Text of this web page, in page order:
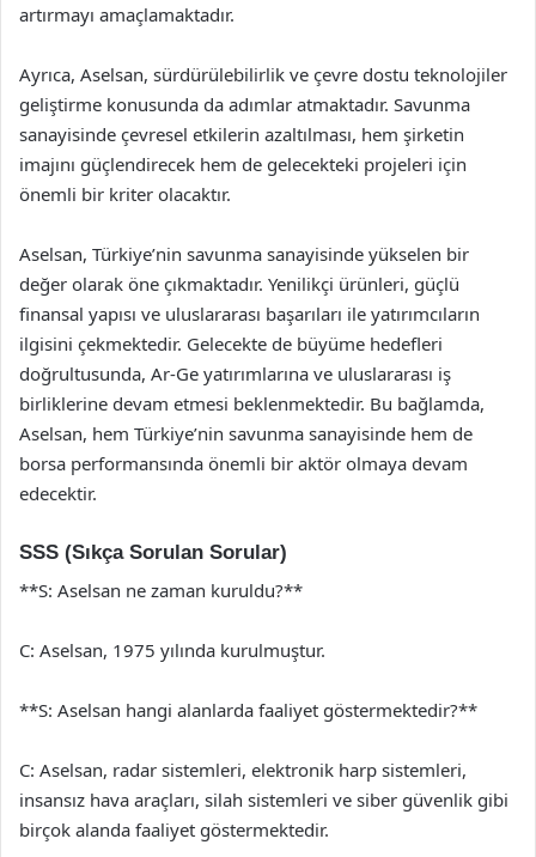
artırmayı amaçlamaktadır.
Ayrıca, Aselsan, sürdürülebilirlik ve çevre dostu teknolojiler
geliştirme konusunda da adımlar atmaktadır. Savunma
sanayisinde çevresel etkilerin azaltılması, hem şirketin
imajını güçlendirecek hem de gelecekteki projeleri için
önemli bir kriter olacaktır.
Aselsan, Türkiye’nin savunma sanayisinde yükselen bir
değer olarak öne çıkmaktadır. Yenilikçi ürünleri, güçlü
finansal yapısı ve uluslararası başarıları ile yatırımcıların
ilgisini çekmektedir. Gelecekte de büyüme hedefleri
doğrultusunda, Ar-Ge yatırımlarına ve uluslararası iş
birliklerine devam etmesi beklenmektedir. Bu bağlamda,
Aselsan, hem Türkiye’nin savunma sanayisinde hem de
borsa performansında önemli bir aktör olmaya devam
edecektir.
SSS (Sıkça Sorulan Sorular)
**S: Aselsan ne zaman kuruldu?**
C: Aselsan, 1975 yılında kurulmuştur.
**S: Aselsan hangi alanlarda faaliyet göstermektedir?**
C: Aselsan, radar sistemleri, elektronik harp sistemleri,
insansız hava araçları, silah sistemleri ve siber güvenlik gibi
birçok alanda faaliyet göstermektedir.